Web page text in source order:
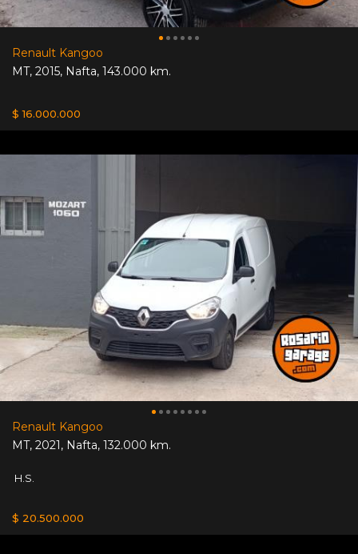
Renault Kangoo
MT, 2015, Nafta, 143.000 km.
$ 16.000.000
Renault Kangoo
MT, 2021, Nafta, 132.000 km.
H.S.
$ 20.500.000